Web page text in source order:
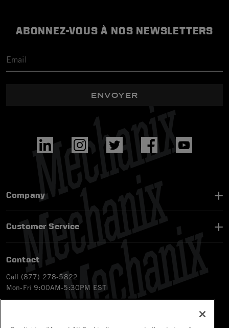
ABONNEZ-VOUS À NOS NEWSLETTERS
ENVOYER
Company
Customer Service
Contact
Call (877) 278-5822
Mon-Fri 9:00AM-5:30PM EST
Chat Live